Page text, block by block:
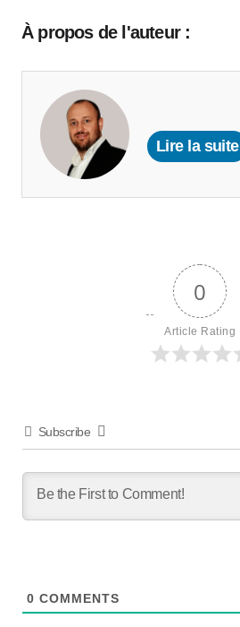
À propos de l'auteur :
Lire la suite
0
Article Rating
Subscribe
0 COMMENTS